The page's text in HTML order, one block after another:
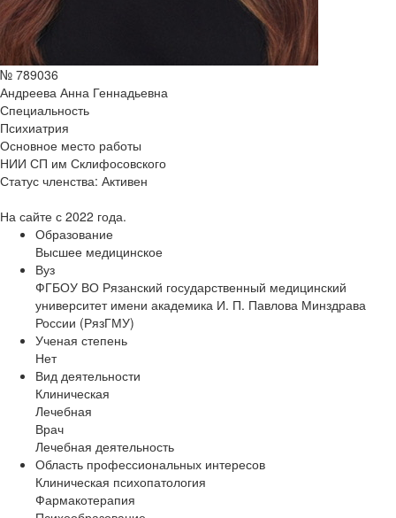
№ 789036
Андреева Анна Геннадьевна
Специальность
Психиатрия
Основное место работы
НИИ СП им Склифосовского
Статус членства: Активен
На сайте с 2022 года.
Образование
Высшее медицинское
Вуз
ФГБОУ ВО Рязанский государственный медицинский
университет имени академика И. П. Павлова Минздрава
России (РязГМУ)
Ученая степень
Нет
Вид деятельности
Клиническая
Лечебная
Врач
Лечебная деятельность
Область профессиональных интересов
Клиническая психопатология
Фармакотерапия